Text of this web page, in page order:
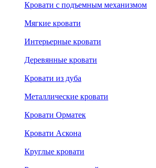
Кровати с подъемным механизмом
Мягкие кровати
Интерьерные кровати
Деревянные кровати
Кровати из дуба
Металлические кровати
Кровати Орматек
Кровати Аскона
Круглые кровати